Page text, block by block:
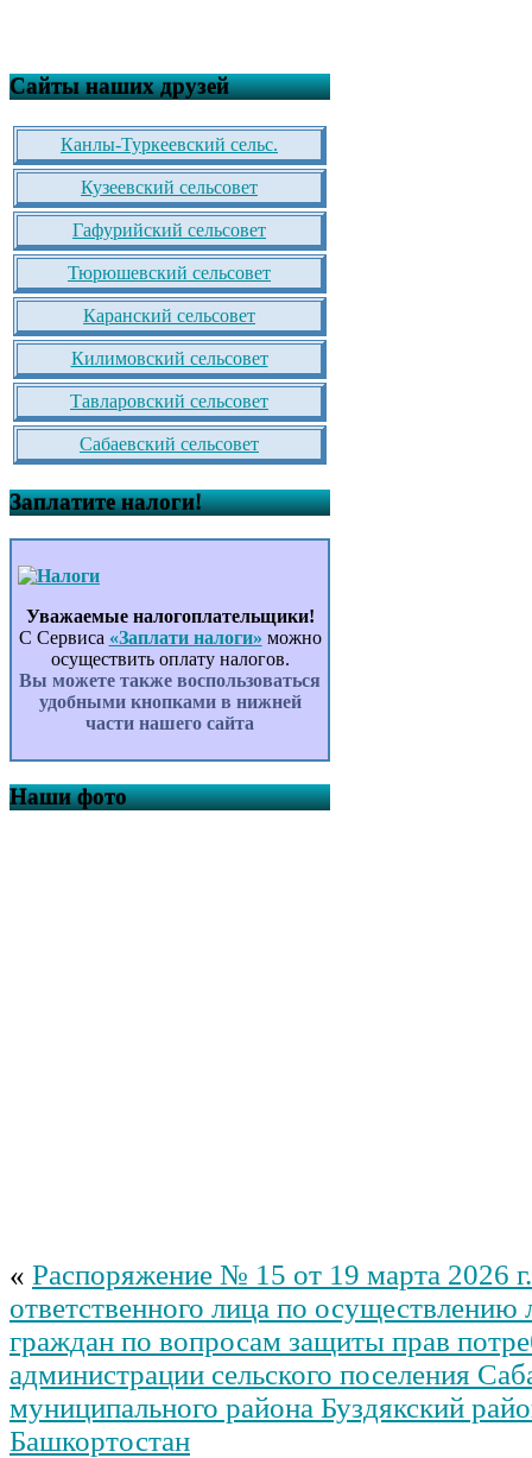
Сайты наших друзей
Канлы-Туркеевский сельс.
Кузеевский сельсовет
Гафурийский сельсовет
Тюрюшевский сельсовет
Каранский сельсовет
Килимовский сельсовет
Тавларовский сельсовет
Сабаевский сельсовет
Заплатите налоги!
Уважаемые налогоплательщики!
С Сервиса «Заплати налоги» можно
осуществить оплату налогов.
Вы можете также воспользоваться
удобными кнопками в нижней
части нашего сайта
Наши фото
« Распоряжение № 15 от 19 марта 2026
ответственного лица по осуществлению
граждан по вопросам защиты прав
администрации сельского поселения
муниципального района Буздякский
Башкортостан